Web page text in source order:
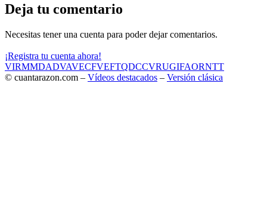
Deja tu comentario
Necesitas tener una cuenta para poder dejar comentarios.
¡Registra tu cuenta ahora!
VIRMMDADVAVECFVEFTQDCCVRUGIFAORNTT
© cuantarazon.com – Vídeos destacados – Versión clásica